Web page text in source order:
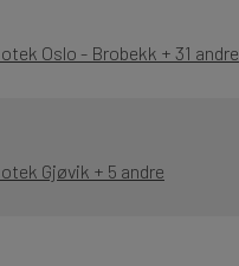
Oslo - Brobekk + 31 andre
Gjøvik + 5 andre